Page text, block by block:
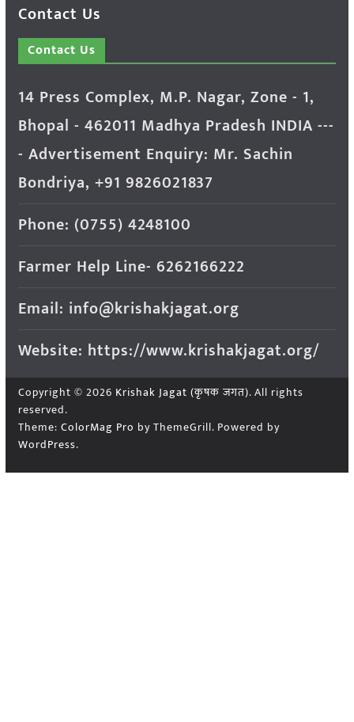
Contact Us
Contact Us
14 Press Complex, M.P. Nagar, Zone - 1,
Bhopal - 462011 Madhya Pradesh INDIA ---
- Advertisement Enquiry: Mr. Sachin
Bondriya, +91 9826021837
Phone: (0755) 4248100
Farmer Help Line- 6262166222
Email: info@krishakjagat.org
Website: https://www.krishakjagat.org/
Copyright © 2026 Krishak Jagat (कृषक जगत). All rights
reserved.
Theme: ColorMag Pro by ThemeGrill. Powered by
WordPress.